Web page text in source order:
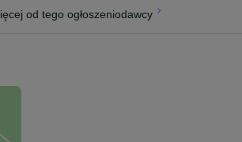
od tego ogłoszeniodawcy